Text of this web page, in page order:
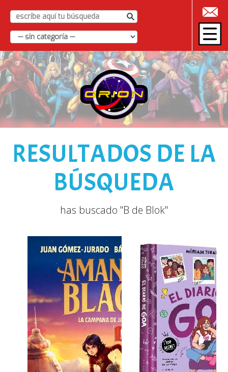
|
RESULTADOS DE LA
BÚSQUEDA
has buscado "B de Blok"